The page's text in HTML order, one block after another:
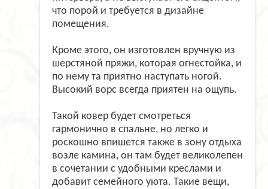
что порой и требуется в дизайне
помещения.
Кроме этого, он изготовлен вручную из
шерстяной пряжи, которая огнестойка, и
по нему та приятно наступать ногой.
Высокий ворс всегда приятен на ощупь.
Такой ковер будет смотреться
гармонично в спальне, но легко и
роскошно впишется также в зону отдыха
возле камина, он там будет великолепен
в сочетании с удобными креслами и
добавит семейного уюта. Такие вещи,